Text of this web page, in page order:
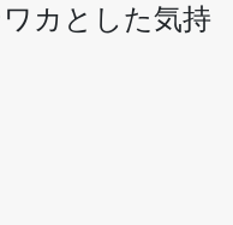
カとした気持